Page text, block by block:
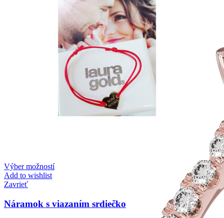
Výber možností
Add to wishlist
Zavrieť
Náramok s viazaním srdiečko